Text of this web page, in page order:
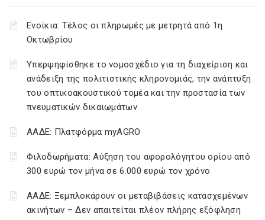
Ενοίκια: Τέλος οι πληρωμές με μετρητά από 1η
Οκτωβρίου
Υπερψηφίσθηκε το νομοσχέδιο για τη διαχείριση και
ανάδειξη της πολιτιστικής κληρονομιάς, την ανάπτυξη
του οπτικοακουστικού τομέα και την προστασία των
πνευματικών δικαιωμάτων
ΑΑΔΕ: Πλατφόρμα myAGRO
Φιλοδωρήματα: Αύξηση του αφορολόγητου ορίου από
300 ευρώ τον μήνα σε 6.000 ευρώ τον χρόνο
ΑΑΔΕ: Ξεμπλοκάρουν οι μεταβιβάσεις κατασχεμένων
ακινήτων – Δεν απαιτείται πλέον πλήρης εξόφληση